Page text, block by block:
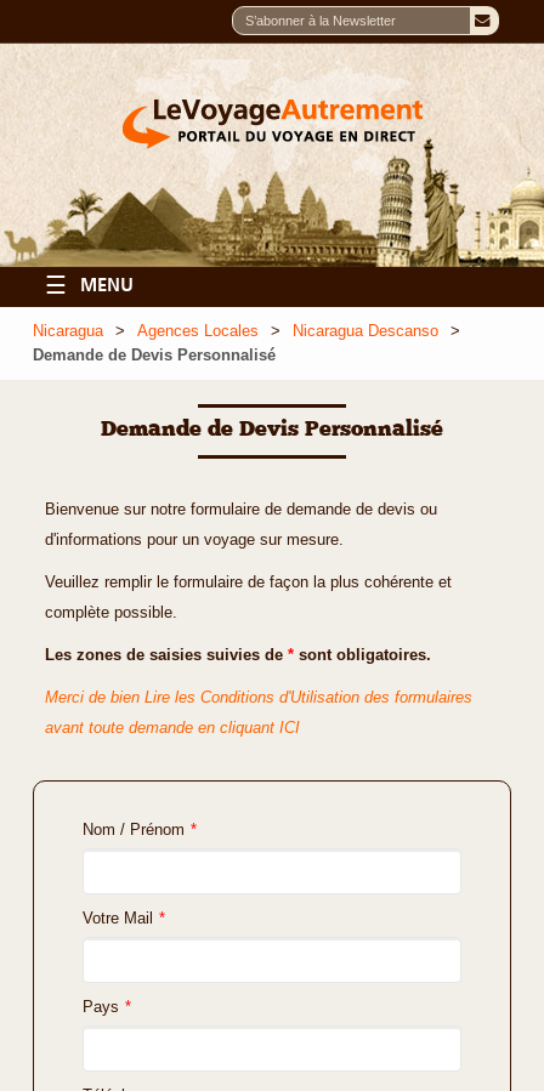
☰ MENU
Nicaragua Agences Locales
Nicaragua Descanso
Demande de Devis Personnalisé
Demande de Devis Personnalisé
Bienvenue sur notre formulaire de demande de devis ou
d'informations pour un voyage sur mesure.
Veuillez remplir le formulaire de façon la plus cohérente et
complète possible.
Les zones de saisies suivies de * sont obligatoires.
Merci de bien Lire les Conditions d'Utilisation des formulaires
avant toute demande en cliquant ICI
Nom / Prénom *
Votre Mail *
Pays *